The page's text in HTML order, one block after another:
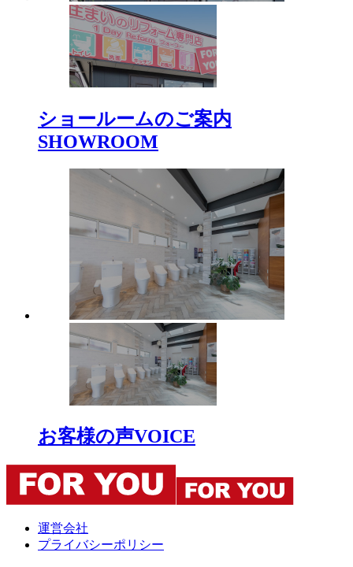
ショールームのご案内
SHOWROOM
お客様の声VOICE
運営会社
プライバシーポリシー